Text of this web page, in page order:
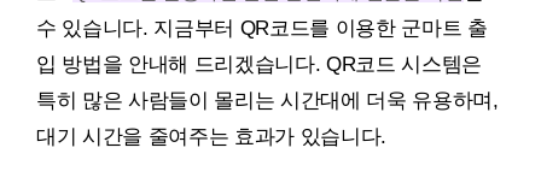
수 있습니다. 지금부터 QR코드를 이용한 군마트 출
입 방법을 안내해 드리겠습니다. QR코드 시스템은
특히 많은 사람들이 몰리는 시간대에 더욱 유용하며,
대기 시간을 줄여주는 효과가 있습니다.